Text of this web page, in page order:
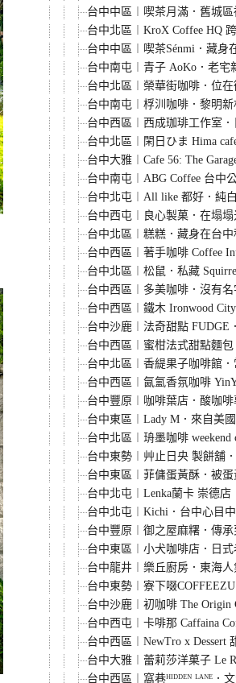
台中中區︱喫茶月滿．舊城
台中北區︱KroX Coffee HQ
台中中區︱喫茶Sénmi．藏
台中南屯︱青子 AoKo．老
台中北區︱榮華街咖啡．位
台中南屯︱桴汌咖啡．黎明新
台中西區︱西成珈琲工作室
台中北區︱閑日ひま Hima
台中大雅︱Cafe 56: The
台中南屯︱ABG Coffee 台中
台中北屯︱All like 都好．純
台中西屯︱良心製菓．在塌
台中北區︱糕糕．藏身在台
台中西區︱著手咖啡 Coffee
台中北區︱松鼠．私藏
台中西區︱多美咖啡．沒有
台中西區︱鐵木 Ironwood
台中沙鹿︱法奇甜點
台中西區︱蜜柑法式甜點麵
台中北區︱香緹果子咖啡館
台中西區︱氤氳香氛咖啡
台中豐原︱咖啡葉店．酸咖
台中東區︱Lady M．來自美
台中北區︱珘墨咖啡
台中東勢︱艸止日央 製餅舖
台中東區︱菲傭蛋黃酥．被
台中北屯︱Lenka蘭卡 崇德
台中北屯︱Kichi．台中心目
台中豐原︱御之屋麻糬．傳
台中東區︱小犬咖啡店．日
台中龍井︱樂丘廚房．東海
台中東勢︱寮下啜
台中沙鹿︱初咖啡 The Origin
台中西屯︱卡啡那 Caffaina
台中西區︱NewTro x
台中大雅︱蕾莉莎洋菓子 Le
台中西區︱窩巷ᴴᴵᴰᴰᴱᴺ ᴸᴬᴺᴱ